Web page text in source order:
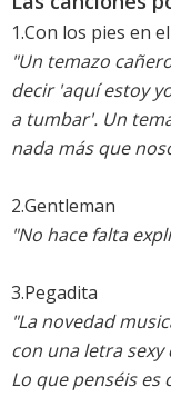
1.Con los pies en
"Un temazo
decir 'aquí estoy
a tumbar'. Un
nada más que
2.Gentleman
"No hace falta
3.Pegadita
"La novedad
con una letra sexy
Lo que penséis es